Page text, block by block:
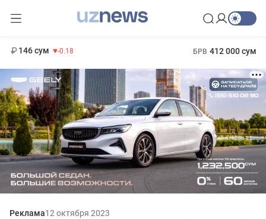
146 сум -0.18 БРВ 412 000 сум
Реклама12 октября 2023